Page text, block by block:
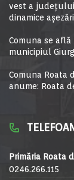
vest a judeţului
dinamice
Comuna se
municipiul
Comuna Roata
anume: Roata
Primăria Roata
0246.266.115